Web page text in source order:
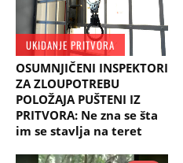
UKIDANJE PRITVORA
OSUMNJIČENI INSPEKTORI
ZA ZLOUPOTREBU
POLOŽAJA PUŠTENI IZ
PRITVORA: Ne zna se šta
im se stavlja na teret